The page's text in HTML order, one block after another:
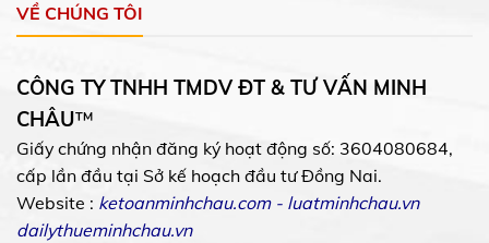
VỀ CHÚNG TÔI
CÔNG TY TNHH TMDV ĐT & TƯ VẤN MINH
CHÂU™
Giấy chứng nhận đăng ký hoạt động số: 3604080684,
cấp lần đầu tại Sở kế hoạch đầu tư Đồng Nai.
Website : ketoanminhchau.com- luatminhchau.vn
dailythueminhchau.vn